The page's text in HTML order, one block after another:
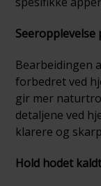
Seeropplevelse
Bearbeidingen
forbedret ved
gir mer
detaljene ved
klarere og
Hold hodet